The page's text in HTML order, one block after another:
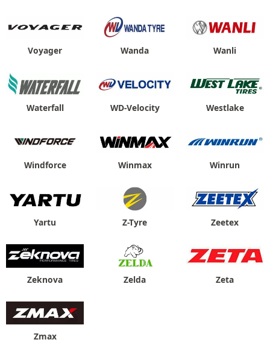
Voyager Wanda Wanli
Waterfall WD-Velocity Westlake
Windforce Winmax Winrun
Yartu Z-Tyre Zeetex
Zeknova Zelda Zeta
Zmax